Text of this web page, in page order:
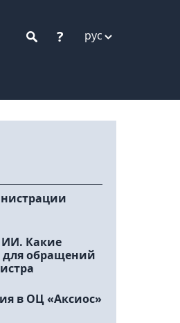
? рус
ИИ. Какие
обращений
в ОЦ «Аксиос»